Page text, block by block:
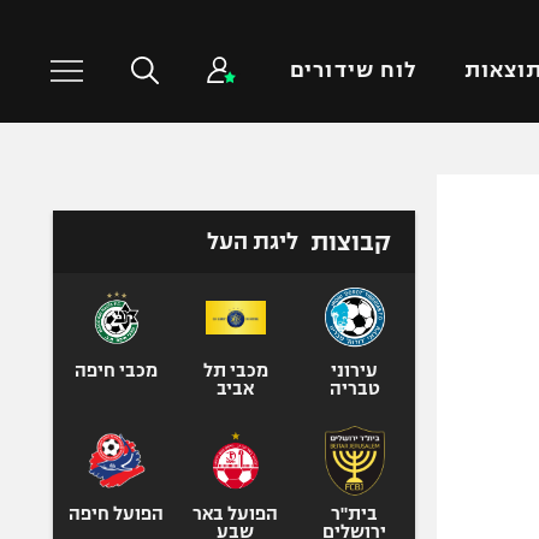
תוצאות לוח שידורים
טניס
כדורעף
ספורט אולימפי
קבוצות ליגת העל
עירוני
טבריה
מכבי תל
אביב
מכבי חיפה
בית"ר
ירושלים
הפועל באר
שבע
הפועל חיפה